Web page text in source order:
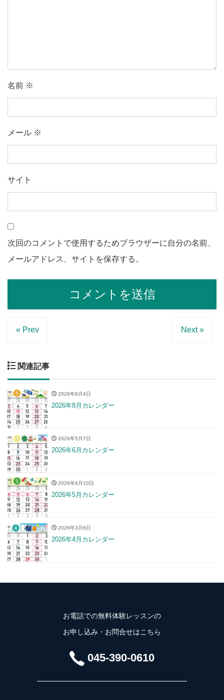
名前 ※
メール ※
サイト
次回のコメントで使用するためブラウザーに自分の名前、
メールアドレス、サイトを保存する。
« Prev Next »
関連記事
2026年8月4日
2026年8月カレンダー
2026年5月7日
2026年6月カレンダー
2026年4月10日
2026年5月カレンダー
2026年3月6日
2026年4月カレンダー
お電話での無料体験レッスンの
お申し込み・お問合せはこちら
045-390-0610